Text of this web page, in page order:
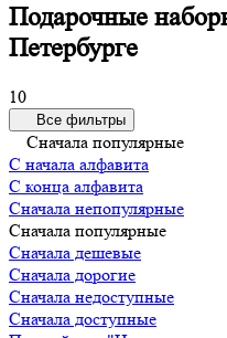
Подарочные
Петербурге
10
Все фильтры
Сначала популярные
С начала алфавита
С конца алфавита
Сначала непопулярные
Сначала популярные
Сначала дешевые
Сначала дорогие
Сначала недоступные
Сначала доступные